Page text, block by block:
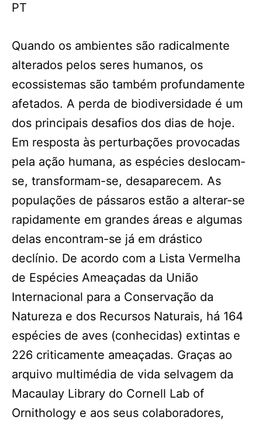
PT
Quando os ambientes são radicalmente
alterados pelos seres humanos, os
ecossistemas são também profundamente
afetados. A perda de biodiversidade é um
dos principais desafios dos dias de hoje.
Em resposta às perturbações provocadas
pela ação humana, as espécies deslocam-
se, transformam-se, desaparecem. As
populações de pássaros estão a alterar-se
rapidamente em grandes áreas e algumas
delas encontram-se já em drástico
declínio. De acordo com a Lista Vermelha
de Espécies Ameaçadas da União
Internacional para a Conservação da
Natureza e dos Recursos Naturais, há 164
espécies de aves (conhecidas) extintas e
226 criticamente ameaçadas. Graças ao
arquivo multimédia de vida selvagem da
Macaulay Library do Cornell Lab of
Ornithology e aos seus colaboradores,